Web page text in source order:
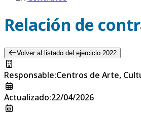
Relación de
Volver al listado del ejercicio 2022
Responsable:Centros de Arte,
Actualizado:22/04/2026